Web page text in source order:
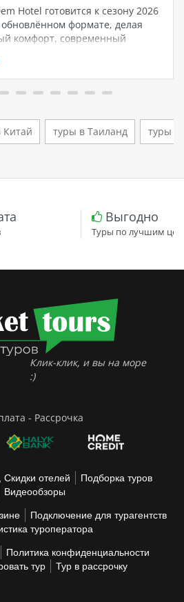
Hotel готовится к сезону 2026
обновлённом формате, делая
комфорт, современный
семейного отдыха у
популярным выбором для тех,
в…
Китай туры в Таиланд туры
Выгодно
Туры по лучшим
Клик-клик, и вы на море
:)
- Рассрочка
Скидки отелей
Подборка туров
Видеообзоры
Подключение для турагентств
туроператора
Политика конфиденциальности
тур
Тур в рассрочку